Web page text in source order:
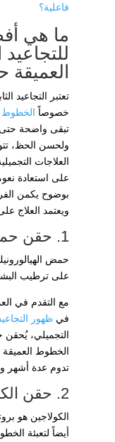
فاعلية؟
ما هي
العميقة
تعتبر التجاعيد
خصوصاً الخطوط
تبقى واضحة
ولحسن الحظ،
العلاجات
على استعادة
بوضوح يكمن الفرق
ويعتمد العلاج
1. حقن حمض الهيالورونيك:
حمض
على ترطيب
مع التقدم في
في ظهور
التجميلي، يُحقن
الخطوط العميقة
تدوم عدة أشهر
2. حقن الكولاجين:
الكولاجين هو
أيضاً لتعبئة